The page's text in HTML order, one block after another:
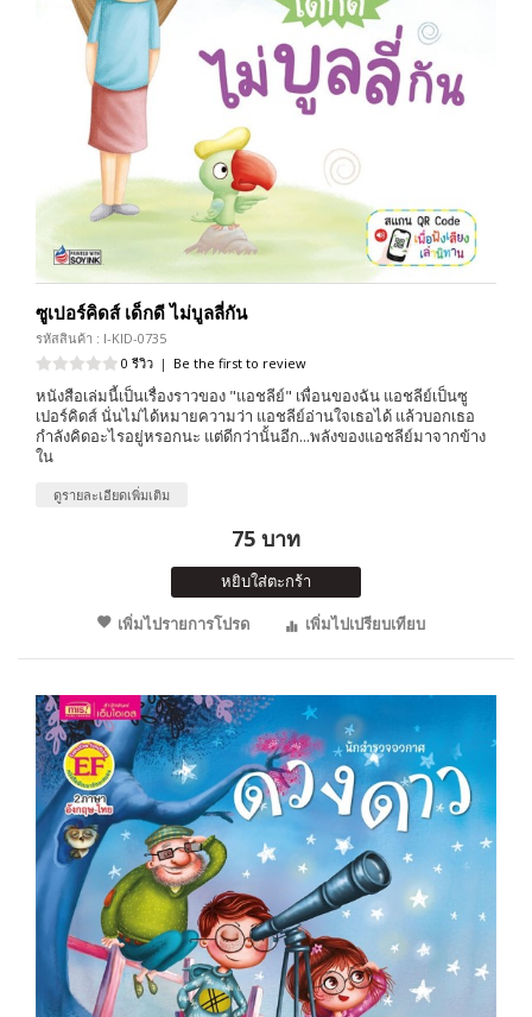
ซูเปอร์คิดส์ เด็กดี ไม่บูลลี่กัน
รหัสสินค้า : I-KID-0735
0 รีวิว | Be the first to review
หนังสือเล่มนี้เป็นเรื่องราวของ "แอชลีย์" เพื่อนของฉัน แอชลีย์เป็นซู
เปอร์คิดส์ นั่นไม่ได้หมายความว่า แอชลีย์อ่านใจเธอได้ แล้วบอกเธอ
กำลังคิดอะไรอยู่หรอกนะ แต่ดีกว่านั้นอีก...พลังของแอชลีย์มาจากข้าง
ใน
ดูรายละเอียดเพิ่มเติม
75 บาท
หยิบใส่ตะกร้า
เพิ่มไปรายการโปรด
เพิ่มไปเปรียบเทียบ